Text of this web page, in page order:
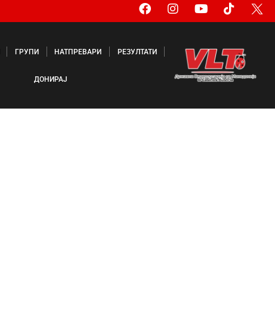
ГРУПИ НАТПРЕВАРИ РЕЗУЛТАТИ
ДОНИРАЈ